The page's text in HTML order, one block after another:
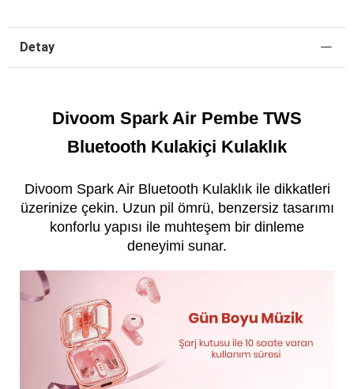
Detay
Divoom Spark Air Pembe TWS
Bluetooth Kulakiçi Kulaklık
Divoom Spark Air Bluetooth Kulaklık ile dikkatleri
üzerinize çekin. Uzun pil ömrü, benzersiz tasarımı
konforlu yapısı ile muhteşem bir dinleme
deneyimi sunar.